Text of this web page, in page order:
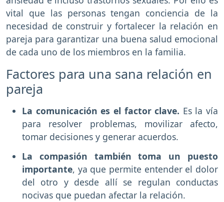
vital que las personas tengan conciencia de la
necesidad de construir y fortalecer la relación en
pareja para garantizar una buena salud emocional
de cada uno de los miembros en la familia.
Factores para una sana relación en
pareja
La comunicación es el factor clave. Es la vía
para resolver problemas, movilizar afecto,
tomar decisiones y generar acuerdos.
La compasión también toma un puesto
importante, ya que permite entender el dolor
del otro y desde allí se regulan conductas
nocivas que puedan afectar la relación.